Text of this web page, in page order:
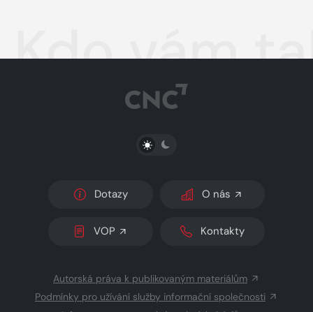
Kdo vám
PŘEPNOUT SVĚTLÝ/TMAVÝ REŽIM
Dotazy O nás
VOP Kontakty
Autorská práva k publikovaným materiálům
Podmínky pro užívání služby informační společnosti